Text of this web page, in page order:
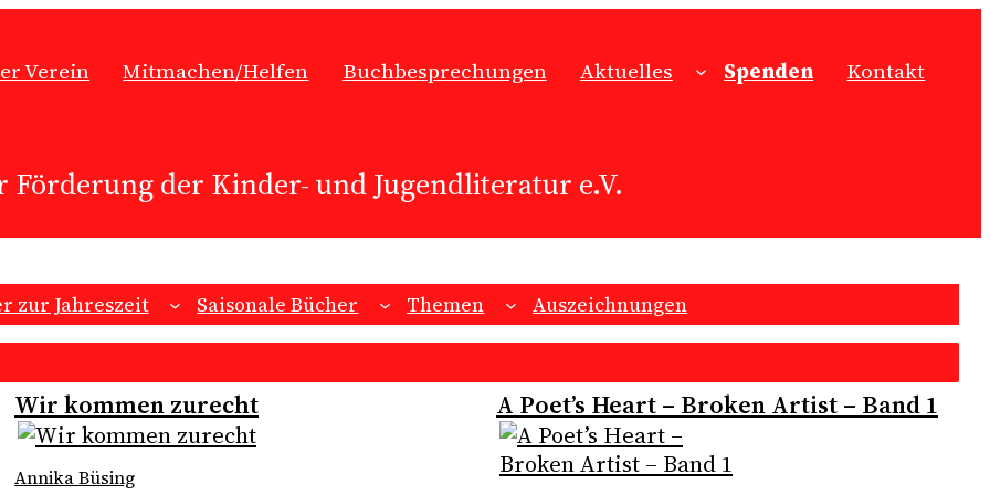
Verein Mitmachen/Helfen Buchbesprechungen Aktuelles Spenden Kontakt
Förderung der Kinder- und Jugendliteratur e.V.
zur Jahreszeit Saisonale Bücher Themen Auszeichnungen
Wir kommen zurecht
Annika Büsing
A Poet’s Heart – Broken Artist – Band 1